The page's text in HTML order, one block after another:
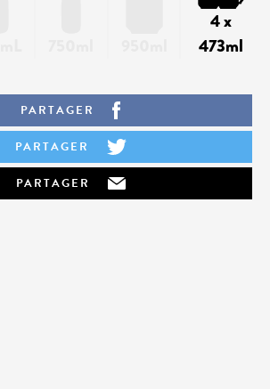
4 x
473ml
PARTAGER
PARTAGER
PARTAGER